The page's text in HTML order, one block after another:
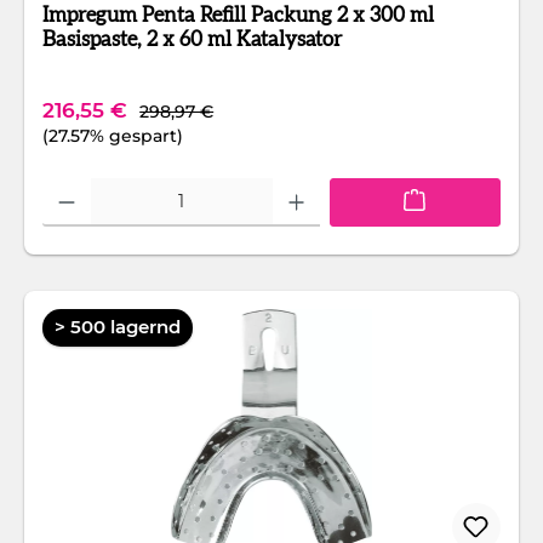
Impregum Penta Refill Packung 2 x 300 ml
Basispaste, 2 x 60 ml Katalysator
Verkaufspreis:
216,55 € Regulärer Preis:
298,97 €
(27.57% gespart)
Produkt Anzahl: Gib den gewünschten Wert ein oder benutze die
> 500 lagernd